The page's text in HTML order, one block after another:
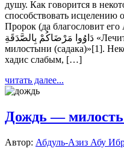
душу. Как говорится в
способствовать исцелению
Пророк (да благословит его
دَاوُوا مَرْضَاكُمْ بِالصَّدَقَةِ «Лечите ваших больных при помощи
милостыни (садака)»[1].
хадис слабым, […]
читать далее...
Дождь —
Автор: Абдуль-Азиз Абу